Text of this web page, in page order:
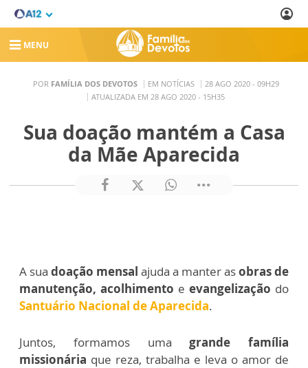
MENU
POR FAMÍLIA DOS DEVOTOS EM NOTÍCIAS
28 AGO 2020 - 09H29
ATUALIZADA EM 28 AGO 2020 - 15H35
Sua doação mantém a Casa
da Mãe Aparecida
A sua doação mensal ajuda a manter asobras de
manutenção, acolhimento e evangelização do
Santuário Nacional de Aparecida.
Juntos, formamos uma grande família
missionária que reza, trabalha e leva o amor de